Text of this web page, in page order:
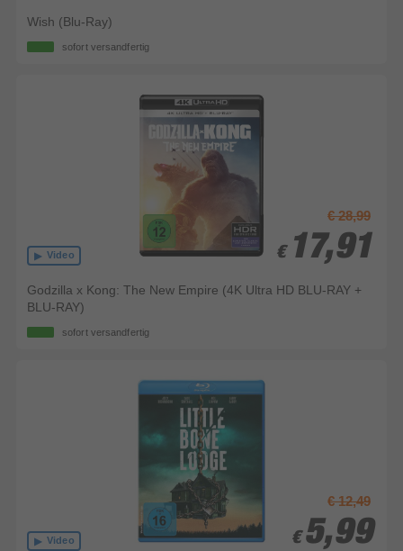
Wish (Blu-Ray)
sofort versandfertig
Video
€ 28,99
€ 17,91
€ 17,91
Godzilla x Kong: The New Empire (4K Ultra HD BLU-RAY +
BLU-RAY)
sofort versandfertig
Video
€ 12,49
€ 5,99
€ 5,99